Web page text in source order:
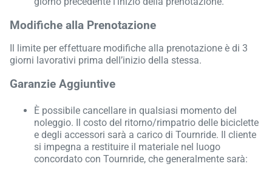
Modifiche alla Prenotazione
Il limite per effettuare modifiche alla prenotazione è di 3
giorni lavorativi prima dell’inizio della stessa.
Garanzie Aggiuntive
È possibile cancellare in qualsiasi momento del
noleggio. Il costo del ritorno/rimpatrio delle biciclette
e degli accessori sarà a carico di Tournride. Il cliente
si impegna a restituire il materiale nel luogo
concordato con Tournride, che generalmente sarà: